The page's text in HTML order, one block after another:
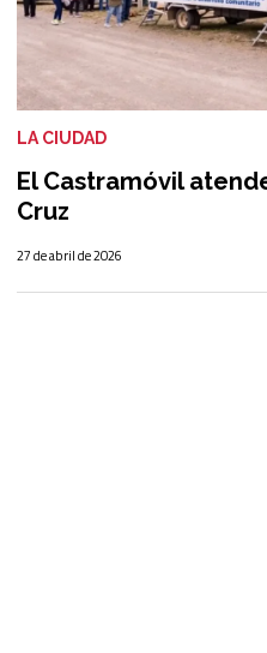
El Castramóvil
Cruz
LA CIUDAD
27 de abril de 2026